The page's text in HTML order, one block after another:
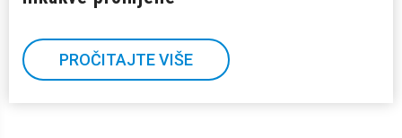
PROČITAJTE VIŠE